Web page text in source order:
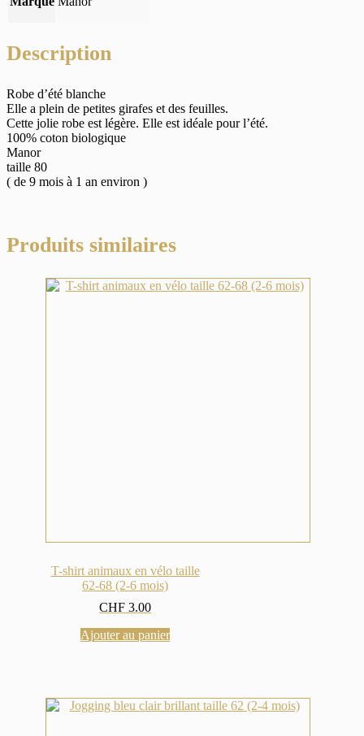
Description
Robe d’été blanche
Elle a plein de petites girafes et des feuilles.
Cette jolie robe est légère. Elle est idéale pour l’été.
100% coton biologique
Manor
taille 80
( de 9 mois à 1 an environ )
Produits similaires
T-shirt animaux en vélo taille
62-68 (2-6 mois)
CHF 3.00
Ajouter au panier